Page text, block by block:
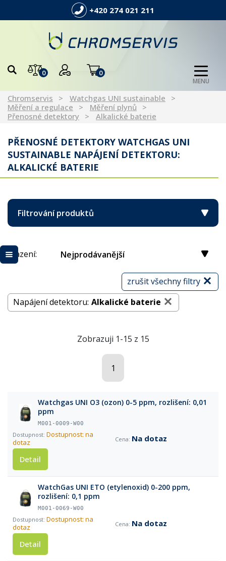
+420 274 021 211
0 0
MENU
Chromservis
Watchgas UNI sustainable
Měření a regulace
Měření plynů
Přenosné detektory
Alkalické baterie
PŘENOSNÉ DETEKTORY WATCHGAS UNI
SUSTAINABLE NAPÁJENÍ DETEKTORU:
ALKALICKÉ BATERIE
Filtrování produktů
Řazení: Nejprodávanější
zrušit všechny filtry
Napájení detektoru: Alkalické baterie
Zobrazuji 1-15 z 15
1
Watchgas UNI O3 (ozon) 0-5 ppm, rozlišení: 0,01
ppm
M001-0009-W00
Dostupnost: na
dotaz
Na dotaz
Detail
WatchGas UNI ETO (etylenoxid) 0-200 ppm,
rozlišení: 0,1 ppm
M001-0069-W00
Dostupnost: na
dotaz
Na dotaz
Detail